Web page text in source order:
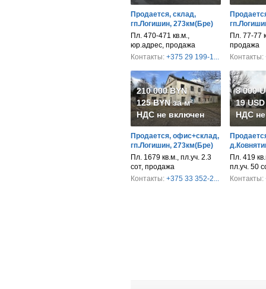
Продается, склад,
гп.Логишин, 273км(Бре)
Пл. 470-471 кв.м.,
юр.адрес, продажа
Контакты: +375 29 199-1...
Пл. 77-77
продажа
Контакты:
210 000 BYN
125 BYN за м²
НДС не включен
Продается, офис+склад,
гп.Логишин, 273км(Бре)
Пл. 1679 кв.м., пл.уч. 2.3
сот, продажа
Контакты: +375 33 352-2...
8 000
19
НДС
Пл. 419
пл.уч. 50
Контакты: